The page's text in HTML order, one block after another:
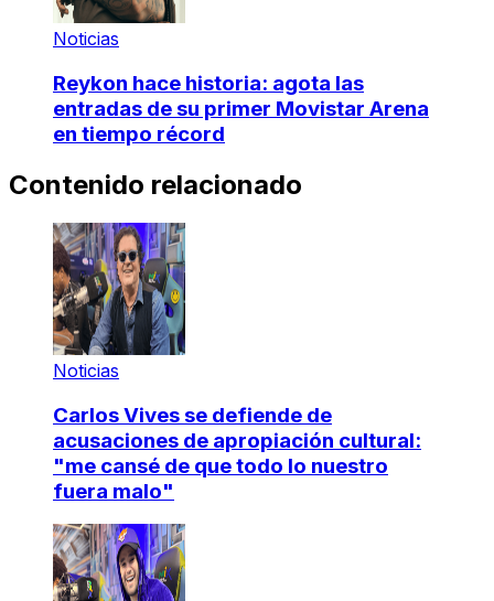
Noticias
Reykon hace historia: agota las
entradas de su primer Movistar Arena
en tiempo récord
Contenido relacionado
Noticias
Carlos Vives se defiende de
acusaciones de apropiación cultural:
"me cansé de que todo lo nuestro
fuera malo"